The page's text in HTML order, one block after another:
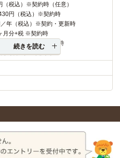
（税込）※契約時（任意）
円（税込）※契約時
年（税込）※契約・更新時
月分+税 ※契約時
円（税込）※更新時
（税込）※契約時
続きを読む